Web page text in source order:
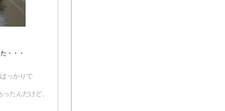
・・・
っかりで
たんだけど、